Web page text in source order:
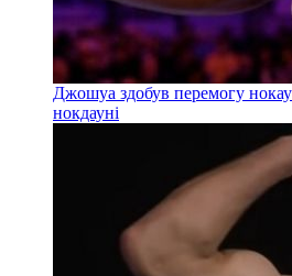
Джошуа здобув перемогу
нокдауні